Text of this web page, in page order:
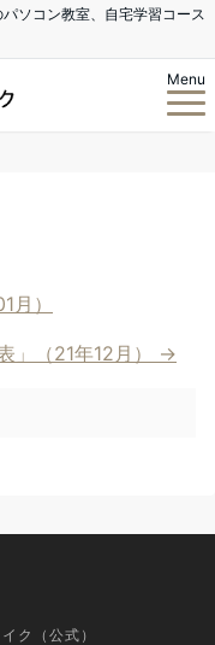
ソコン教室、自宅学習コース
Menu
）
」（21年12月）
ク（公式）